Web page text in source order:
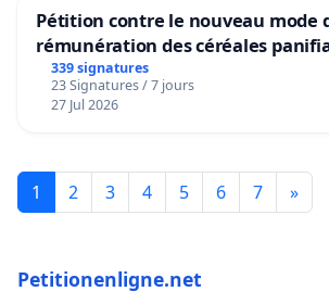
Pétition contre le nouveau mode
rémunération des céréales
granum basé sur la teneur en
339 signatures
23 Signatures / 7 jours
27 Jul 2026
1 2 3 4 5 6 7 »
Petitionenligne.net